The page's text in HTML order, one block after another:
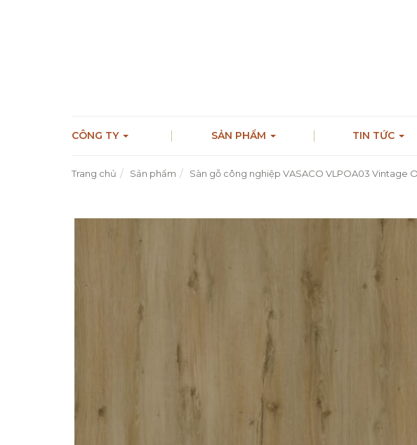
CÔNG TY SẢN PHẨM TIN TỨC
Trang chủ Sản phẩm Sàn gỗ công nghiệp VASACO VLPOA03 Vintage